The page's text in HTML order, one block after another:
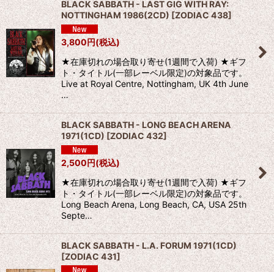
BLACK SABBATH - LAST GIG WITH RAY:
NOTTINGHAM 1986(2CD) [ZODIAC 438]
3,800円(税込)
★在庫切れの場合取り寄せ(1週間で入荷) ★ギフ
ト・タイトル(一部レーベル限定)の対象品です。
Live at Royal Centre, Nottingham, UK 4th June
…
BLACK SABBATH - LONG BEACH ARENA
1971(1CD)[ZODIAC 432]
2,500円(税込)
★在庫切れの場合取り寄せ(1週間で入荷) ★ギフ
ト・タイトル(一部レーベル限定)の対象品です。
Long Beach Arena, Long Beach, CA, USA 25th
Septe…
BLACK SABBATH - L.A. FORUM 1971(1CD)
[ZODIAC 431]